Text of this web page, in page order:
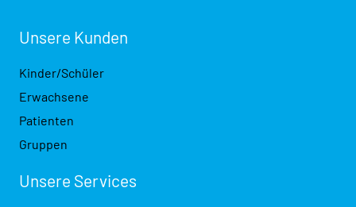
Unsere Kunden
Kinder/Schüler
Erwachsene
Patienten
Gruppen
Unsere Services